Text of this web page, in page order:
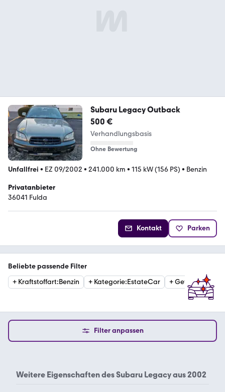
Subaru Legacy Outback
500 €
Verhandlungsbasis
Ohne Bewertung
Unfallfrei • EZ 09/2002 • 241.000 km • 115 kW (156 PS) • Benzin
Privatanbieter
36041 Fulda
Kontakt Parken
Beliebte passende Filter
+ Kraftstoffart:Benzin + Kategorie:EstateCar +Getriebe:
Filter anpassen
Weitere Eigenschaften desSubaru Legacy aus 2002